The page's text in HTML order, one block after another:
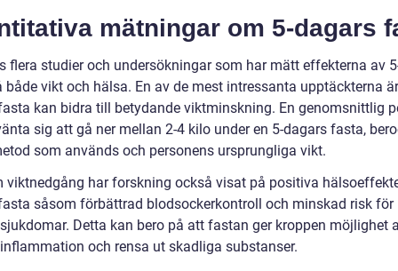
mätningar om 5-dagars
flera studier och undersökningar som har mätt effekterna av
både vikt och hälsa. En av de mest intressanta upptäckterna
kan bidra till betydande viktminskning. En genomsnittlig
sig att gå ner mellan 2-4 kilo under en 5-dagars fasta,
som används och personens ursprungliga vikt.
viktnedgång har forskning också visat på positiva
såsom förbättrad blodsockerkontroll och minskad risk för
Detta kan bero på att fastan ger kroppen möjlighet
och rensa ut skadliga substanser.